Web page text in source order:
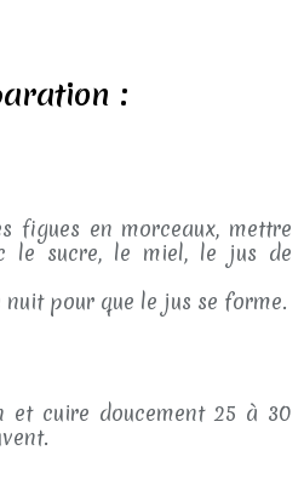
:
en morceaux, mettre
le sucre, le miel, le jus de
pour que le jus se forme.
cuire doucement 25 à 30